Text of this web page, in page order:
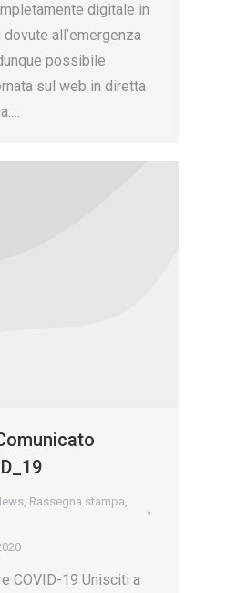
digitale in
all’emergenza
possibile
sul web in diretta
, Rassegna stampa,
COVID-19 Unisciti a